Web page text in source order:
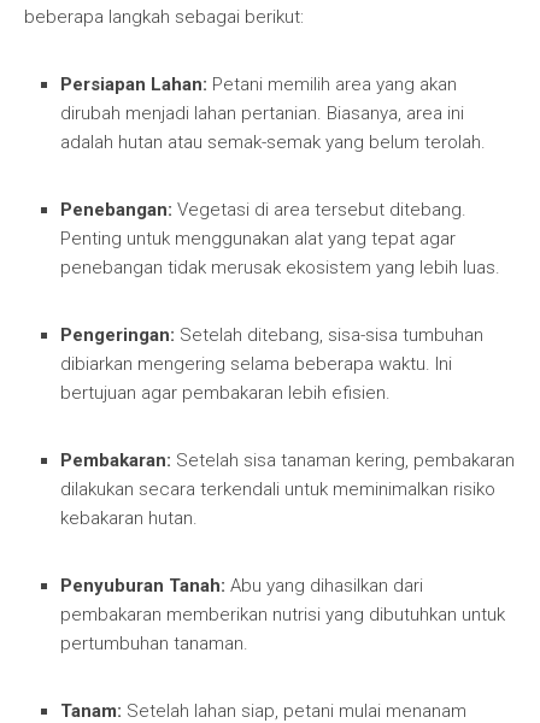
beberapa langkah sebagai berikut:
Persiapan Lahan: Petani memilih area yang akan
dirubah menjadi lahan pertanian. Biasanya, area ini
adalah hutan atau semak-semak yang belum terolah.
Penebangan: Vegetasi di area tersebut ditebang.
Penting untuk menggunakan alat yang tepat agar
penebangan tidak merusak ekosistem yang lebih luas.
Pengeringan: Setelah ditebang, sisa-sisa tumbuhan
dibiarkan mengering selama beberapa waktu. Ini
bertujuan agar pembakaran lebih efisien.
Pembakaran: Setelah sisa tanaman kering, pembakaran
dilakukan secara terkendali untuk meminimalkan risiko
kebakaran hutan.
Penyuburan Tanah: Abu yang dihasilkan dari
pembakaran memberikan nutrisi yang dibutuhkan untuk
pertumbuhan tanaman.
Tanam: Setelah lahan siap, petani mulai menanam